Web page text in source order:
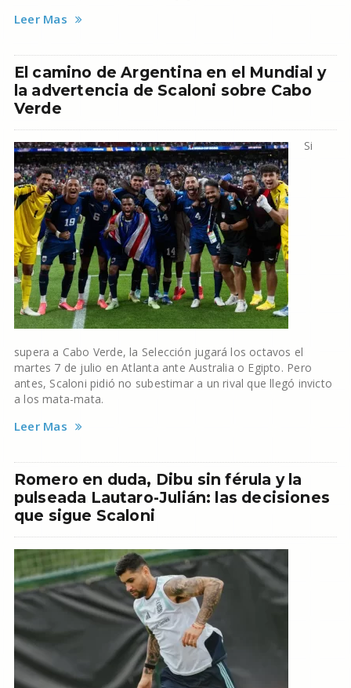
Leer Mas
El camino de Argentina en el Mundial y
la advertencia de Scaloni sobre Cabo
Verde
Si
supera a Cabo Verde, la Selección jugará los octavos el
martes 7 de julio en Atlanta ante Australia o Egipto. Pero
antes, Scaloni pidió no subestimar a un rival que llegó invicto
a los mata-mata.
Leer Mas
Romero en duda, Dibu sin férula y la
pulseada Lautaro-Julián: las decisiones
que sigue Scaloni